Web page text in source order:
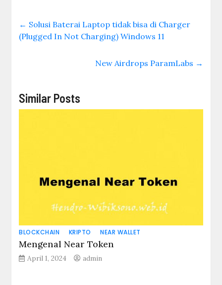
← Solusi Baterai Laptop tidak bisa di Charger
(Plugged In Not Charging) Windows 11
New Airdrops ParamLabs →
Similar Posts
BLOCKCHAIN KRIPTO NEAR WALLET
Mengenal Near Token
April 1, 2024 admin